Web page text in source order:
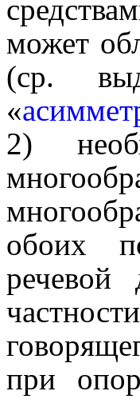
может
(ср.
«
2)
обоих
речевой
при